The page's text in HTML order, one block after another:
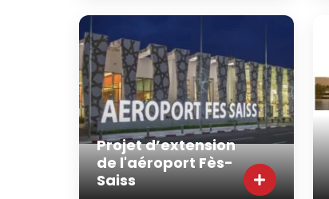
Projet d’extension
de l'aéroport Fès-
Saiss